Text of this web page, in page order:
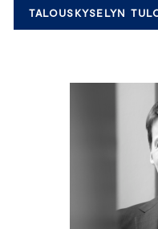
TALOUSKYSELYN